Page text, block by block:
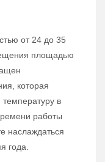
от 24 до 35
площадью
которая
в
работы
наслаждаться
года.